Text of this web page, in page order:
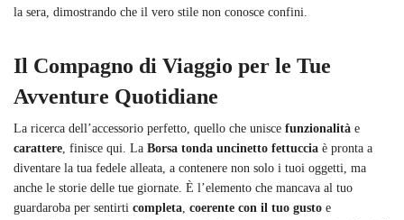
la sera, dimostrando che il vero stile non conosce confini.
Il Compagno di Viaggio per le Tue
Avventure Quotidiane
La ricerca dell’accessorio perfetto, quello che unisce funzionalità e
carattere , finisce qui. La Borsa tonda uncinetto fettuccia è pronta a
diventare la tua fedele alleata, a contenere non solo i tuoi oggetti, ma
anche le storie delle tue giornate. È l’elemento che mancava al tuo
guardaroba per sentirti completa coerente con il tuo gusto e